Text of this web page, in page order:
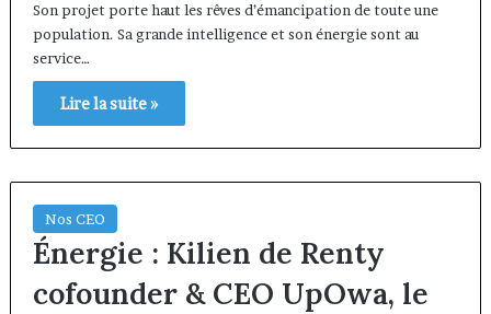
Son projet porte haut les rêves d’émancipation de toute une
population. Sa grande intelligence et son énergie sont au
service…
Lire la suite »
Nos CEO
Énergie : Kilien de Renty
cofounder & CEO UpOwa, le